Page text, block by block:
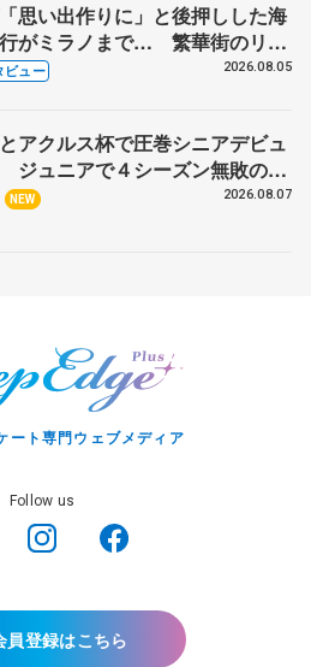
思い出作りに」と後押しした海
がミラノまで… 繁華街のリン
不良のお兄さんも味方に 小林
ビュー 2026.08.05
アクルス杯で圧巻シニアデビュ
ジュニアで４シーズン無敗の島
NEW 2026.08.07
ート専門ウェブメディア
Follow us
員登録はこちら